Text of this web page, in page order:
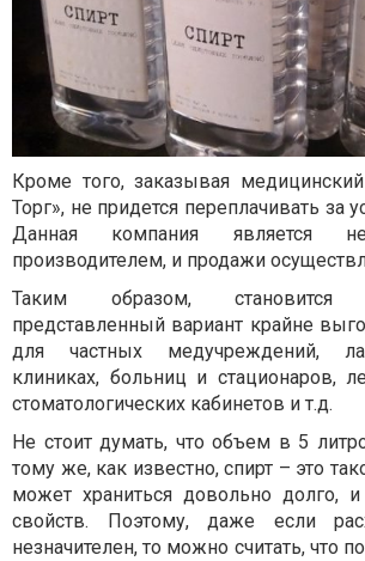
Кроме того, заказывая
Торг», не придется переплачивать за
Данная компания является
производителем, и продажи
Таким образом, становится
представленный вариант крайне
для частных медучреждений,
клиниках, больниц и стационаров,
стоматологических кабинетов и т.д.
Не стоит думать, что объем в 5
тому же, как известно, спирт – это
может храниться довольно долго,
свойств. Поэтому, даже если
незначителен, то можно считать, что